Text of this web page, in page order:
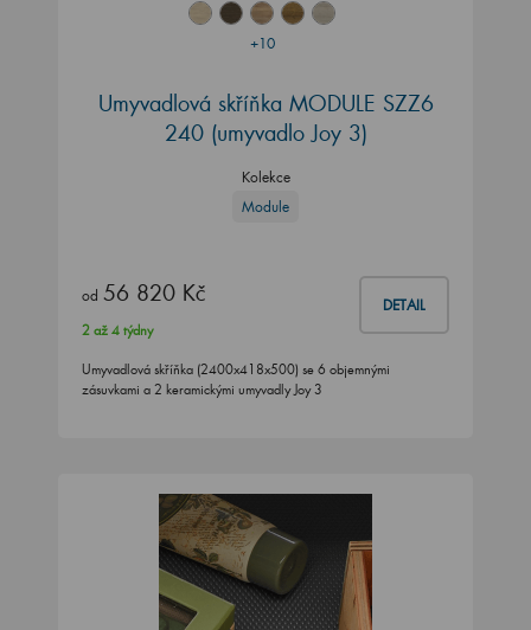
+10
Umyvadlová skříňka MODULE SZZ6
240 (umyvadlo Joy 3)
Kolekce
Module
od 56 820 Kč DETAIL
2 až 4 týdny
Umyvadlová skříňka (2400x418x500) se 6 objemnými
zásuvkami a 2 keramickými umyvadly Joy 3